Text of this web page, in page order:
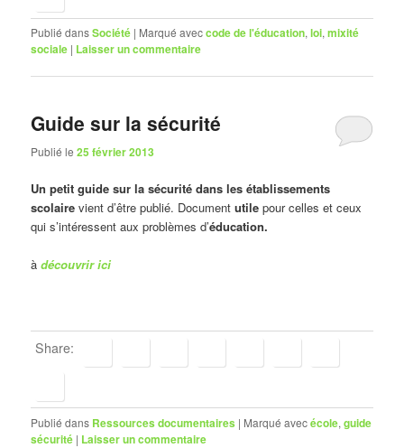
Publié dansSociété | Marqué aveccode de l'éducation,loi,mixité
sociale | Laisser un commentaire
Guide sur la sécurité
Publié le25 février 2013
Un petit guide sur la sécurité dans les établissements
scolaire vient d’être publié. Document utile pour celles et ceux
qui s’intéressent aux problèmes d’éducation.
àdécouvrir ici
Share:
Publié dans Ressources documentaires | Marqué avecécole,guide
sécurité | Laisser un commentaire